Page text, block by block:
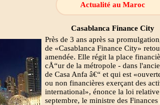
Actualité au Maroc
Casablanca Finance City
Près de 3 ans après sa
de «Casablanca Finance City»
amendée. Elle régit la place
cÅ“ur de la métropole - dans
de Casa Anfa â€“ et qui est
ou non financières exerçant des
international», énonce la loi
septembre, le ministre des